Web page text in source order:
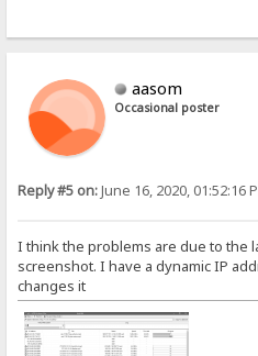
aasom
Occasional poster
Reply #5 on:June 16, 2020, 01:52:16
I think the problems are due to the
screenshot. I have a dynamic IP
changes it